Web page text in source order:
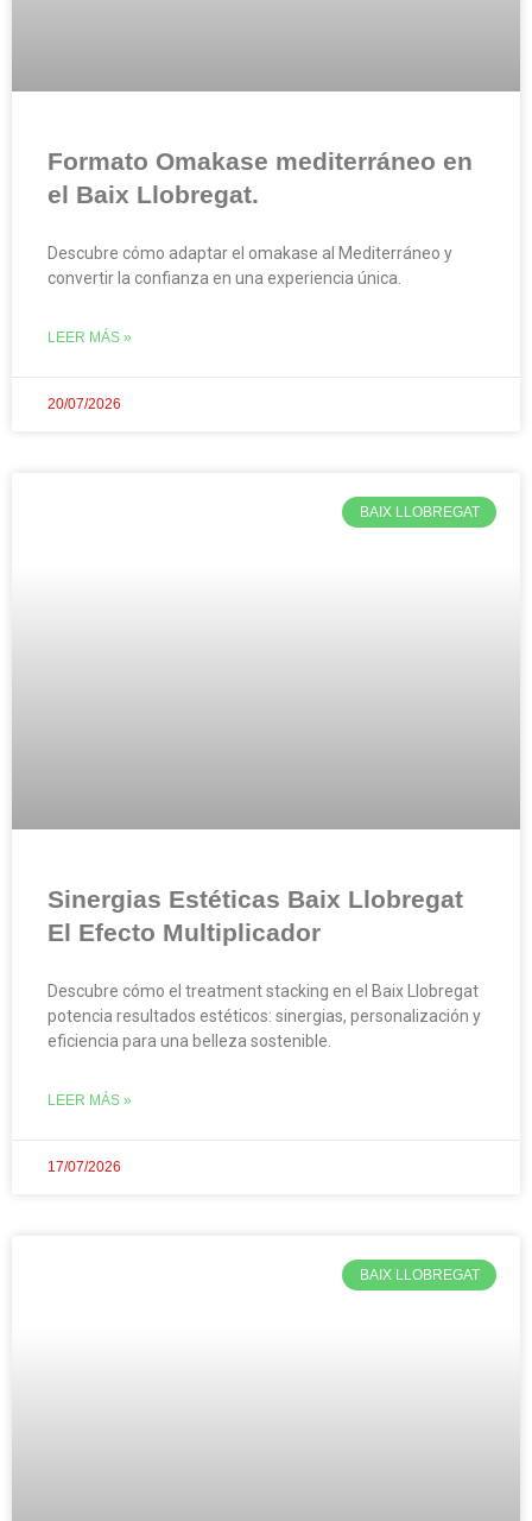
Formato Omakase mediterráneo en
el Baix Llobregat.
Descubre cómo adaptar el omakase al Mediterráneo y
convertir la confianza en una experiencia única.
LEER MÁS »
20/07/2026
BAIX LLOBREGAT
Sinergias Estéticas Baix Llobregat
El Efecto Multiplicador
Descubre cómo el treatment stacking en el Baix Llobregat
potencia resultados estéticos: sinergias, personalización y
eficiencia para una belleza sostenible.
LEER MÁS »
17/07/2026
BAIX LLOBREGAT